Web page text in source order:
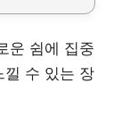
운 쉼에 집중
낄 수 있는 장